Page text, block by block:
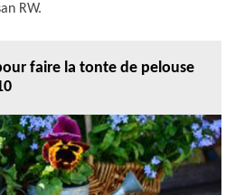
RW.
faire la tonte de pelouse